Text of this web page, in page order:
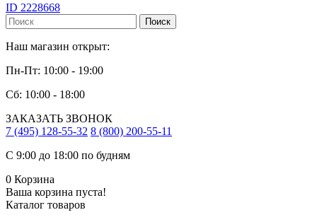
ID 2228668
Поиск
Наш магазин открыт:
Пн-Пт: 10:00 - 19:00
Сб: 10:00 - 18:00
ЗАКАЗАТЬ ЗВОНОК
7 (495) 128-55-32 8 (800) 200-55-11
С 9:00 до 18:00 по будням
0 Корзина
Ваша корзина пуста!
Каталог товаров